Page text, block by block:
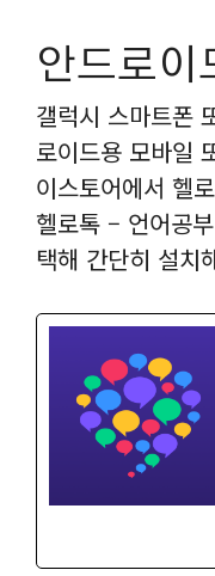
안드로이
갤럭시 스마트폰
로이드용 모바일
이스토어에서 헬
헬로톡 – 언어공
택해 간단히 설치